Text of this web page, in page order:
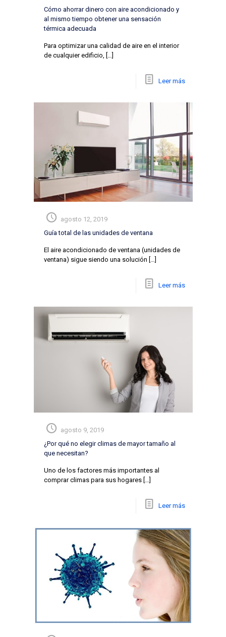
Cómo ahorrar dinero con aire acondicionado y
al mismo tiempo obtener una sensación
térmica adecuada
Para optimizar una calidad de aire en el interior
de cualquier edificio,
Leer más
agosto 12, 2019
Guía total de las unidades de ventana
El aire acondicionado de ventana (unidades de
ventana) sigue siendo una solución
Leer más
agosto 9, 2019
¿Por qué no elegir climas de mayor tamaño al
que necesitan?
Uno de los factores más importantes al
comprar climas para sus hogares[…]
Leer más